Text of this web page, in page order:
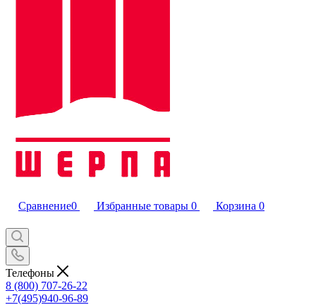
Сравнение0 Избранные товары 0 Корзина 0
Телефоны
8 (800) 707-26-22
+7(495)940-96-89